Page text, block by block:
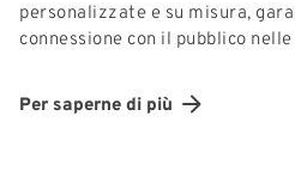
personalizzate e su misura,
connessione con il pubblico
Per saperne di più